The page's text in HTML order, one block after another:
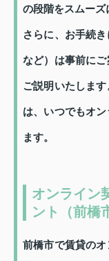
の段階をスムーズ
さらに、お手続
など）は事前に
ご説明いたしま
は、いつでもオ
ます。
オンライン
ント（前橋
前橋市で賃貸の